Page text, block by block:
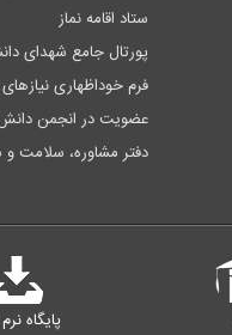
ستاد اقامه نماز
پورتال جامع شهدای
فرم خوداظهاری
عضویت در انجمن
دفتر مشاوره، سلامت
پایگاه